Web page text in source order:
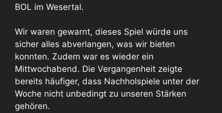
BOL im Wesertal.
Wir waren gewarnt, dieses Spiel würde uns
sicher alles abverlangen, was wir bieten
konnten. Zudem war es wieder ein
Mittwochabend. Die Vergangenheit zeigte
bereits häufiger, dass Nachholspiele unter der
Woche nicht unbedingt zu unseren Stärken
gehören.